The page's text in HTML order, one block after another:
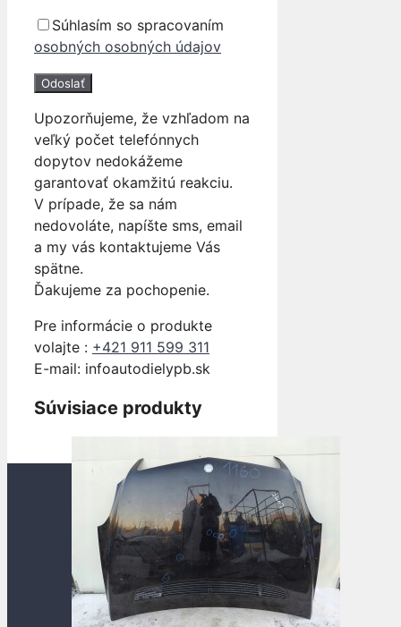
Súhlasím so spracovaním
osobných osobných údajov
Upozorňujeme, že vzhľadom na
veľký počet telefónnych
dopytov nedokážeme
garantovať okamžitú reakciu.
V prípade, že sa nám
nedovoláte, napíšte sms, email
a my vás kontaktujeme Vás
spätne.
Ďakujeme za pochopenie.
Pre informácie o produkte
volajte : +421 911 599 311
E-mail: infoautodielypb.sk
Súvisiace produkty